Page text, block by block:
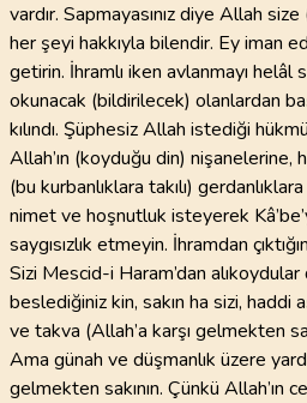
vardır. Sapmayasınız diye Allah
her şeyi hakkıyla bilendir. Ey iman
getirin. İhramlı iken avlanmayı helâl
okunacak (bildirilecek) olanlardan
kılındı. Şüphesiz Allah istediği
Allah’ın (koyduğu din) nişanelerine,
(bu kurbanlıklara takılı)
nimet ve hoşnutluk isteyerek
saygısızlık etmeyin. İhramdan
Sizi Mescid-i Haram’dan alıkoydular
beslediğiniz kin, sakın ha sizi, haddi
ve takva (Allah’a karşı gelmekten
Ama günah ve düşmanlık üzere
gelmekten sakının. Çünkü Allah’ın